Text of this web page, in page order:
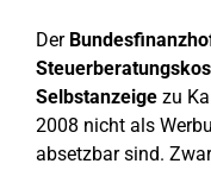
Der
Selbstanzeige zu
2008 nicht als
absetzbar sind.